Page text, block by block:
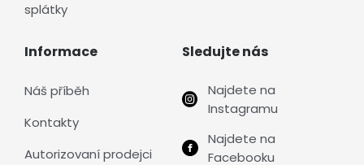
splátky
Informace
Náš příběh
Kontakty
Autorizovaní prodejci
Sledujte nás
Najdete na
Instagramu
Najdete na
Facebooku